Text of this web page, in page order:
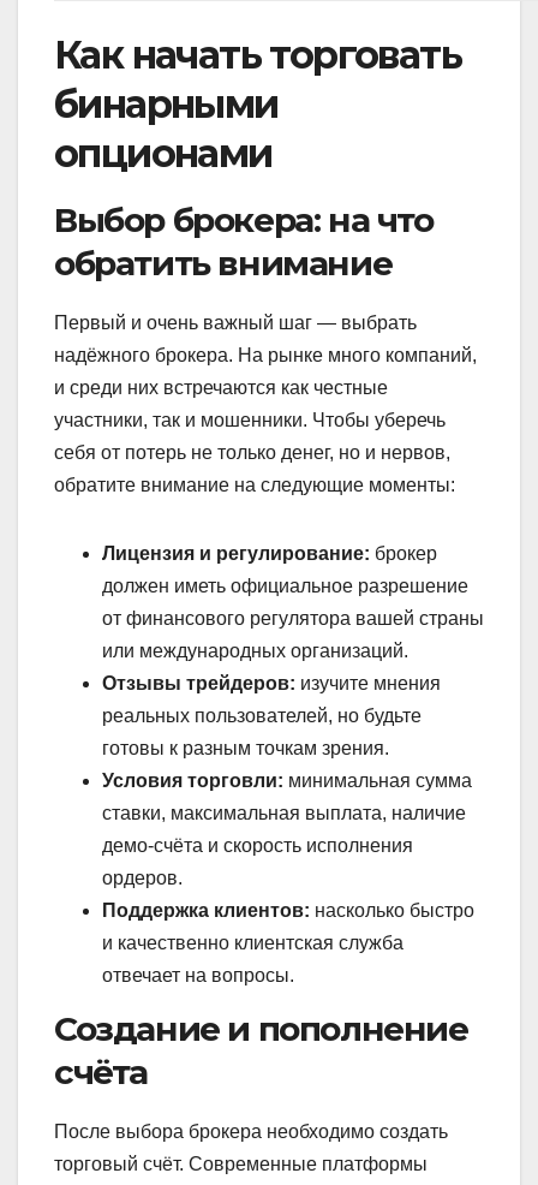
Как начать торговать
бинарными
опционами
Выбор брокера: на что
обратить внимание
Первый и очень важный шаг — выбрать
надёжного брокера. На рынке много компаний,
и среди них встречаются как честные
участники, так и мошенники. Чтобы уберечь
себя от потерь не только денег, но и нервов,
обратите внимание на следующие моменты:
Лицензия и регулирование: брокер
должен иметь официальное разрешение
от финансового регулятора вашей страны
или международных организаций.
Отзывы трейдеров: изучите мнения
реальных пользователей, но будьте
готовы к разным точкам зрения.
Условия торговли: минимальная сумма
ставки, максимальная выплата, наличие
демо-счёта и скорость исполнения
ордеров.
Поддержка клиентов: насколько быстро
и качественно клиентская служба
отвечает на вопросы.
Создание и пополнение
счёта
После выбора брокера необходимо создать
торговый счёт. Современные платформы